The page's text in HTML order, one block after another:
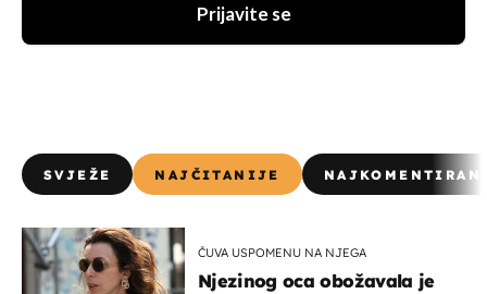
Prijavite se
SVJEŽE NAJČITANIJE
ČUVA USPOMENU NA NJEGA
Njezinog oca obožavala je